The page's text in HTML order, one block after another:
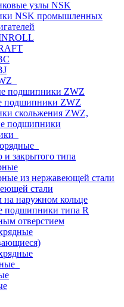
узлы NSK
NSK промышленных
подшипники ZWZ
подшипники ZWZ
скольжения ZWZ,
подшипники
и закрытого типа
из нержавеющей стали
стали
наружном кольце
типа R
отверстием